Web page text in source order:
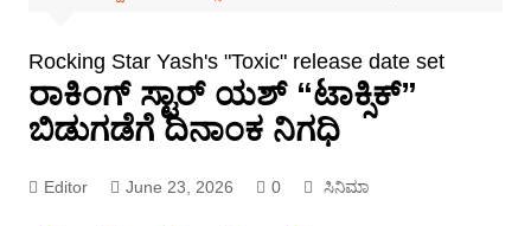
Rocking Star Yash's "Toxic" release date set
ರಾಕಿಂಗ್ ಸ್ಟಾರ್ ಯಶ್ “ಟಾಕ್ಸಿಕ್”
ಬಿಡುಗಡೆಗೆ ದಿನಾಂಕ ನಿಗಧಿ
Editor June 23, 2026 0 ಸಿನಿಮಾ